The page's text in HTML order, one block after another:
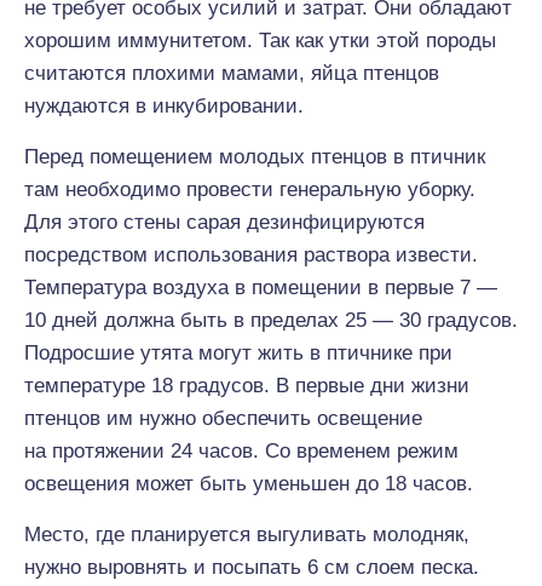
не требует особых усилий и затрат. Они обладают
хорошим иммунитетом. Так как утки этой породы
считаются плохими мамами, яйца птенцов
нуждаются в инкубировании.
Перед помещением молодых птенцов в птичник
там необходимо провести генеральную уборку.
Для этого стены сарая дезинфицируются
посредством использования раствора извести.
Температура воздуха в помещении в первые 7 —
10 дней должна быть в пределах 25 — 30 градусов.
Подросшие утята могут жить в птичнике при
температуре 18 градусов. В первые дни жизни
птенцов им нужно обеспечить освещение
на протяжении 24 часов. Со временем режим
освещения может быть уменьшен до 18 часов.
Место, где планируется выгуливать молодняк,
нужно выровнять и посыпать 6 см слоем песка.